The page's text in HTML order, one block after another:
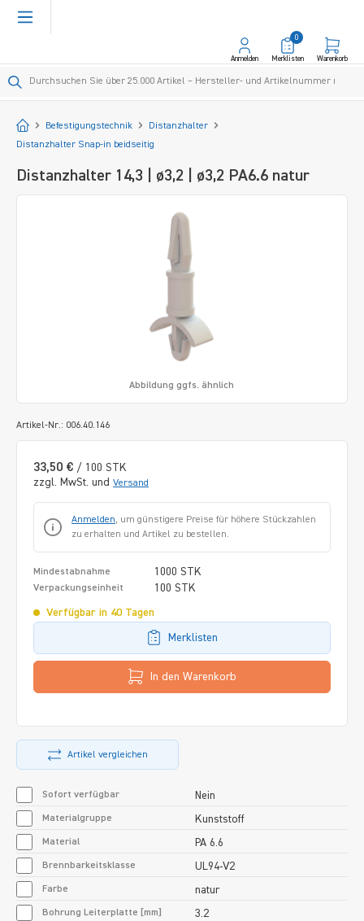
springen
Anmelden Merklisten
0
Warenkorb
Startseite
Befestigungstechnik
Distanzhalter
Distanzhalter Snap-in beidseitig
Distanzhalter 14,3 | ø3,2 | ø3,2 PA6.6 natur
Artikel-Nr.: 006.40.146
Abbildung ggfs. ähnlich
33,50 € / 100 STK
zzgl. MwSt. und Versand
Anmelden, um günstigere Preise für höhere Stückzahlen
zu erhalten und Artikel zu bestellen.
Mindestabnahme 1000 STK
Verpackungseinheit 100 STK
Verfügbar in 40 Tagen
Merklisten
In den Warenkorb
Artikel vergleichen
Sofort verfügbar Nein
Materialgruppe Kunststoff
Material PA 6.6
Brennbarkeitsklasse UL94-V2
Farbe natur
Bohrung Leiterplatte [mm] 3.2